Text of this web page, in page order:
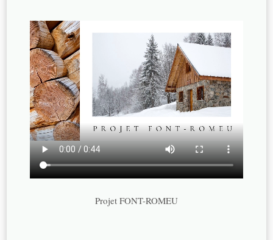
Projet FONT-ROMEU